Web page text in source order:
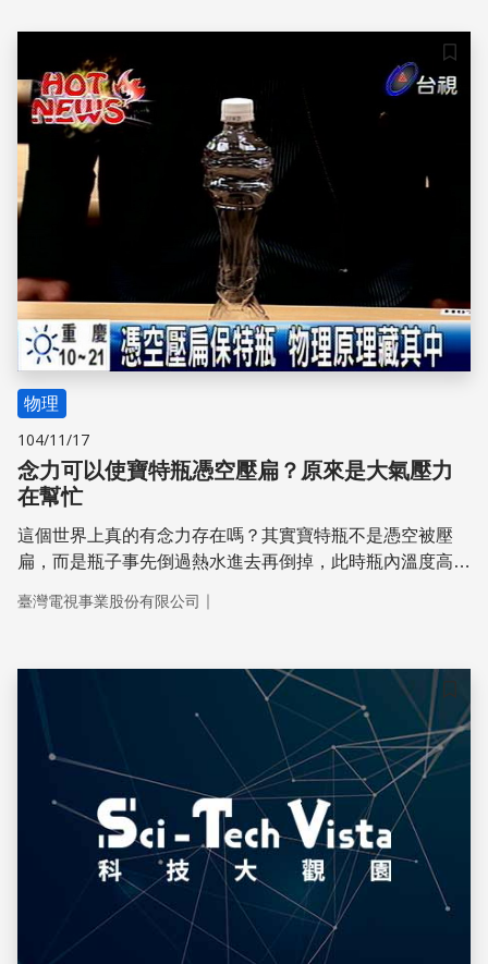
儲存
物理
104/11/17
念力可以使寶特瓶憑空壓扁？原來是大氣壓力
在幫忙
這個世界上真的有念力存在嗎？其實寶特瓶不是憑空被壓
扁，而是瓶子事先倒過熱水進去再倒掉，此時瓶內溫度高，
瓶外壓力大，保特瓶瓶身承受不了就會被壓縮。
臺灣電視事業股份有限公司 ｜
儲存